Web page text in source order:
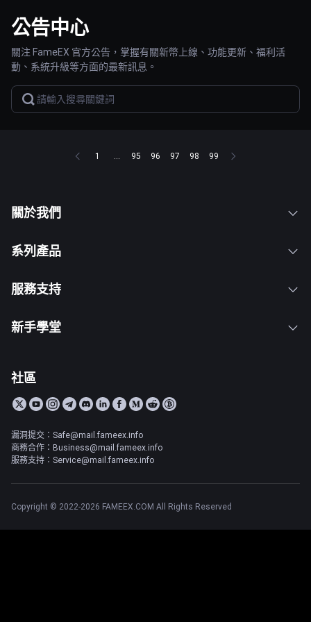
公告中心
關注 FameEX 官方公告，掌握有關新幣上線、功能更新、福利活
動、系統升級等方面的最新訊息。
1 ... 95 96 97 98 99
關於我們
系列產品
服務支持
新手學堂
社區
漏洞提交：Safe@mail.fameex.info
商務合作：Business@mail.fameex.info
服務支持：Service@mail.fameex.info
Copyright © 2022-2026 FAMEEX.COM All Rights Reserved